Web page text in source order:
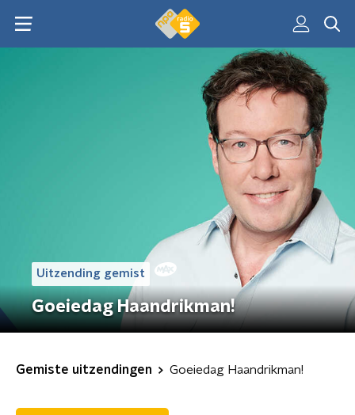
Uitzending gemist
Goeiedag Haandrikman!
Gemiste uitzendingen Goeiedag Haandrikman!